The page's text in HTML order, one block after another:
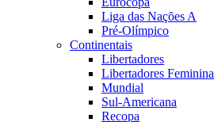
Liga das Nações A
Pré-Olímpico
Continentais
Libertadores
Libertadores Feminina
Mundial
Sul-Americana
Recopa